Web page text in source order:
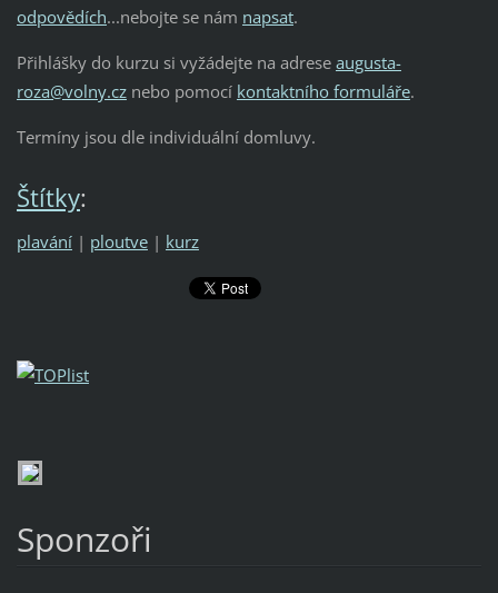
odpovědích...nebojte se nám napsat.
Přihlášky do kurzu si vyžádejte na adrese augusta-
roza@volny.cznebo pomocí kontaktního formuláře.
Termíny jsou dle individuální domluvy.
Štítky:
plavání | ploutve | kurz
Sponzoři